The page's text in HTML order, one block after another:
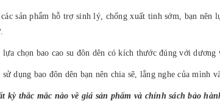
sản phẩm hỗ trợ sinh lý, chống xuất tinh sớm, bạn nên
lựa chọn bao cao su đôn dên có kích thước đúng với
dụng bao đôn dên bạn nên chia sẽ, lắng nghe của mình
kỳ thắc mắc nào về giá sản phẩm và chính sách bảo